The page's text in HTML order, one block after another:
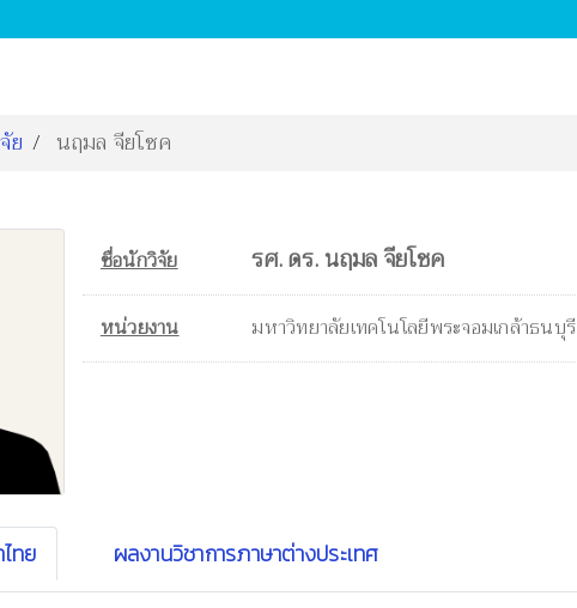
ย นฤมล จียโชค
ชื่อนักวิจัย รศ. ดร. นฤมล จียโชค
หน่วยงาน มหาวิทยาลัยเทคโนโลยีพระจอมเกล้าธนบุรี
ทย ผลงานวิชาการภาษาต่างประเทศ